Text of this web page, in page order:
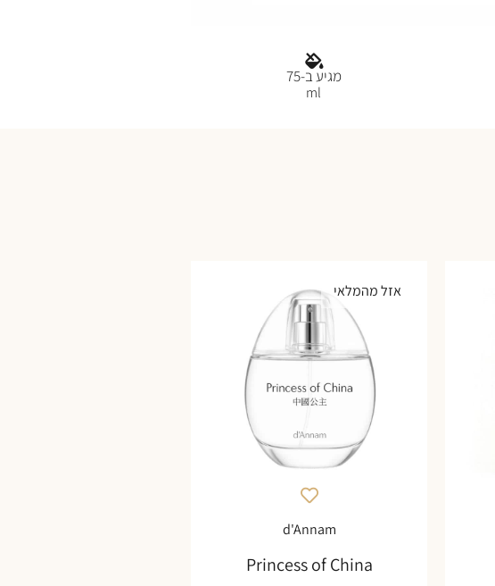
מגיע ב-75
ml
אזל מהמלאי
d'Annam
Princess of China